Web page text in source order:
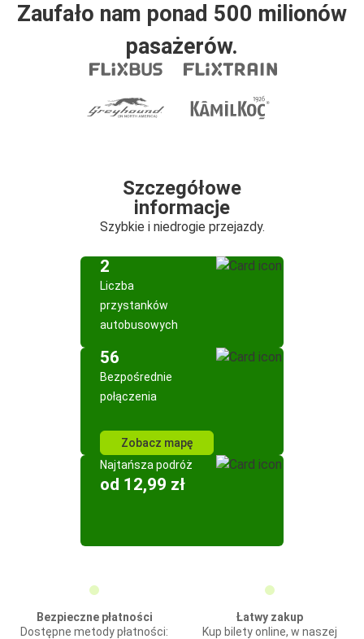
Zaufało nam ponad 500 milionów
pasażerów.
Szczegółowe
informacje
Szybkie i niedrogie przejazdy.
2
Liczba
przystanków
autobusowych
56
Bezpośrednie
połączenia
Zobacz mapę
Najtańsza podróż
od 12,99 zł
Bezpieczne płatności
Dostępne metody płatności:
Łatwy zakup
Kup bilety online, w naszej